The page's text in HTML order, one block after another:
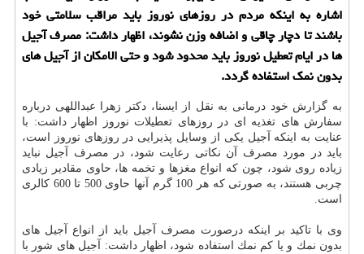
اشاره به اینكه مردم در روزهای نوروز باید مراقب سلامتی خود
باشند تا دچار چاقی و اضافه وزن نشوند، اظهار داشت: مصرف آجیل
ها در ایام تعطیل نوروز باید محدود شود و حتی الامكان از آجیل های
بدون نمك استفاده گردد.
به گزارش خود درمانی به نقل از ایسنا، دكتر زهرا عبداللهی درباره
سفارش های تغذیه ای در روزهای تعطیلات نوروز اظهار داشت: با
عنایت به اینكه آجیل یكی از وسایل پذیرایی در روزهای نوروز است،
باید در مورد مصرف آن نكاتی رعایت شود، در مصرف آجیل نباید
زیاده روی شود، چون كه انواع مغزها و تخمه ها، حاوی مقادیر زیادی
چربی هستند، به صورتی كه هر 100 گرم آنها حاوی 500 تا 600 كالری
است.
وی با تاكید بر اینكه درصورت مصرف آجیل باید از انواع آجیل های
بدون نمك و یا كم نمك استفاده شود، اظهار داشت: آجیل های شور با